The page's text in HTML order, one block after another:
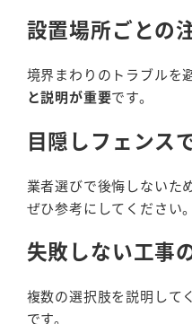
設置場所ごとの
境界まわりのトラブルを
と説明が重要です。
目隠しフェンス
業者選びで後悔しないた
ぜひ参考にしてください。
失敗しない工事
複数の選択肢を説明して
です。